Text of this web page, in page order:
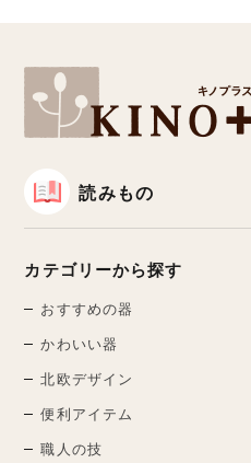
読みもの
カテゴリーから探す
おすすめの器
かわいい器
北欧デザイン
便利アイテム
職人の技